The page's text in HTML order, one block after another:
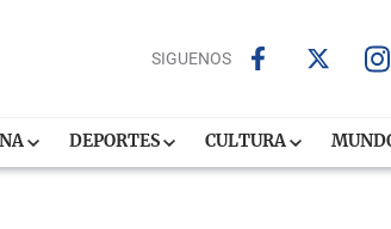
SIGUENOS
DEPORTES CULTURA